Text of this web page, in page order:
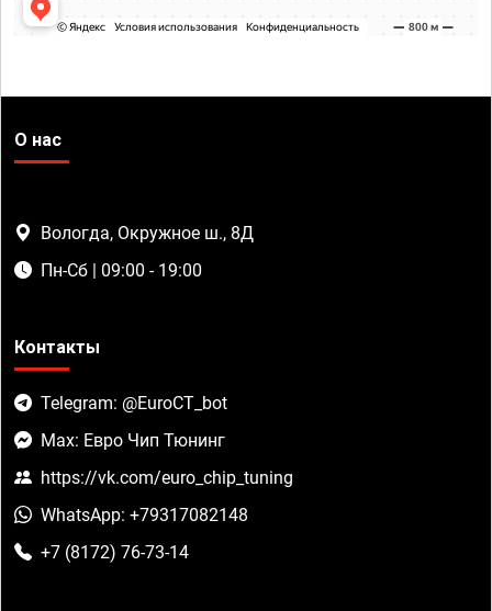
О нас
Вологда, Окружное ш., 8Д
Пн-Сб | 09:00 - 19:00
Контакты
Telegram: @EuroCT_bot
Max: Евро Чип Тюнинг
https://vk.com/euro_chip_tuning
WhatsApp: +79317082148
+7 (8172) 76-73-14